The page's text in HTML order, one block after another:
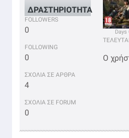
ΔΡΑΣΤΗΡΙΟΤΗΤΑ
FOLLOWERS
0
FOLLOWING
0
ΣΧΟΛΙΑ ΣΕ ΑΡΘΡΑ
4
ΣΧΟΛΙΑ ΣΕ FORUM
0
Days
Ο